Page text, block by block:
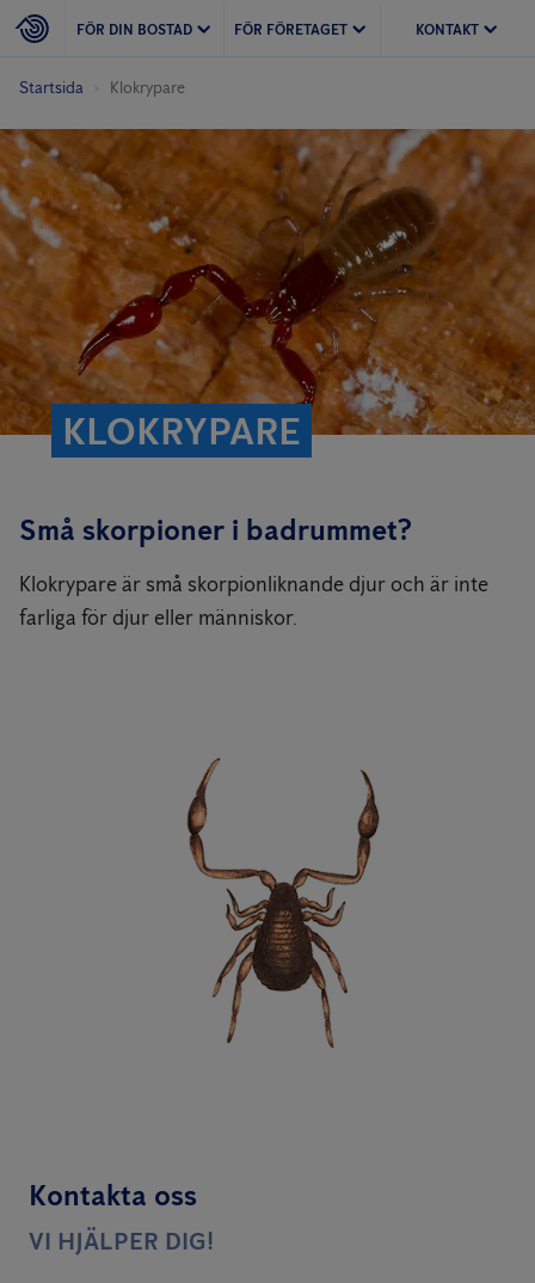
FÖR DIN BOSTAD FÖR FÖRETAGET KONTAKT
Startsida Klokrypare
KLOKRYPARE
Små skorpioner i badrummet?
Klokrypare är små skorpionliknande djur och är inte
farliga för djur eller människor.
Kontakta oss
VI HJÄLPER DIG!